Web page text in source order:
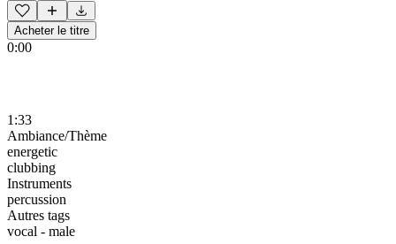
Acheter le titre
0:00
1:33
Ambiance/Thème
energetic
clubbing
Instruments
percussion
Autres tags
vocal - male